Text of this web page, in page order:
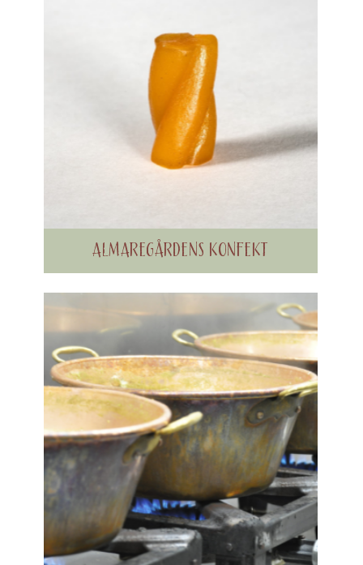
ALMAREGÅRDENS KONFEKT